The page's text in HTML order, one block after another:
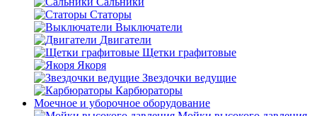
Статоры
Выключатели
Двигатели
Щетки графитовые
Якоря
Звездочки ведущие
Карбюраторы
Моечное и уборочное оборудование